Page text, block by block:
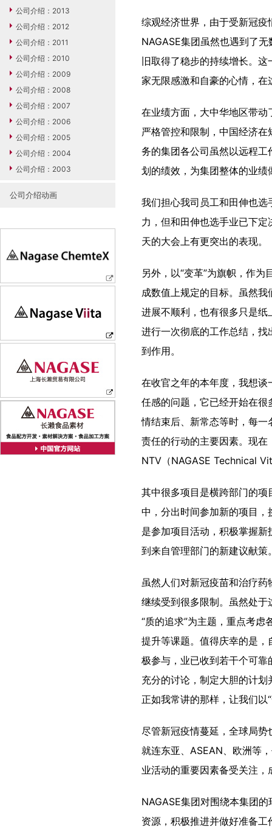
公司介绍：2013
公司介绍：2012
公司介绍：2011
公司介绍：2010
公司介绍：2009
公司介绍：2008
公司介绍：2007
公司介绍：2006
公司介绍：2005
公司介绍：2004
公司介绍：2003
公司介绍动画
综观经济世界，由于受新冠
NAGASE集团虽然也遇到了
旧取得了稳步的持续增长。
家无限感激和自豪的心情，
在业绩方面，大中华地区带
严格管控和限制，中国经济
务的集团各公司虽然以远程
划的绩效，为集团整体的业绩
我们担心我司员工和田伸也
力，但和田伸也选手业已下
天的大会上有更突出的表现。
另外，以“变革”为旗帜，作为
成数值上规定的目标。虽然
进展不顺利，也有很多只是
进行一次彻底的工作总结，
到作用。
在收官之年的本年度，我想
任感的问题，它已经开始在
情结束后、新常态等时，每
责任的行动的主要因素。现
NTV（NAGASE Technical
其中很多项目是横跨部门的
中，分出时间参加新的项目
是参加项目活动，积极掌握
到来自管理部门的新建议献
虽然人们对新冠疫苗和治疗
继续受到很多限制。虽然处
“质的追求”为主题，重点考
提升等课题。值得庆幸的是
极参与，业已收到若干个可
充分的讨论，制定大胆的计
正如我常讲的那样，让我们以
尽管新冠疫情蔓延，全球局
就连东亚、ASEAN、欧洲等
业活动的重要因素备受关注
NAGASE集团对围绕本集团
资源，积极推进并做好准备